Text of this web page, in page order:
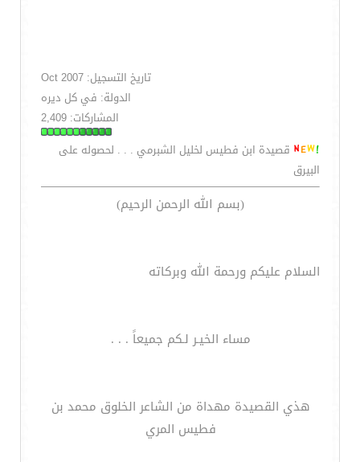
تاريخ التسجيل: Oct 2007
الدولة: في كل ديره
المشاركات: 2,409
قصيدة ابن فطيس لخليل الشبرمي . . . لحصوله على
البيرق
(بسم الله الرحمن الرحيم)
السلام عليكم ورحمة الله وبركاته
مساء الخيـر لـكم جميعاً . . .
هذي القصيدة مهداة من الشاعر الخلوق محمد بن
فطيس المري